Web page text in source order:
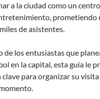
a la ciudad como un
prometiendo
de asistentes.
de los entusiastas que
en la capital, esta guía le
para organizar su